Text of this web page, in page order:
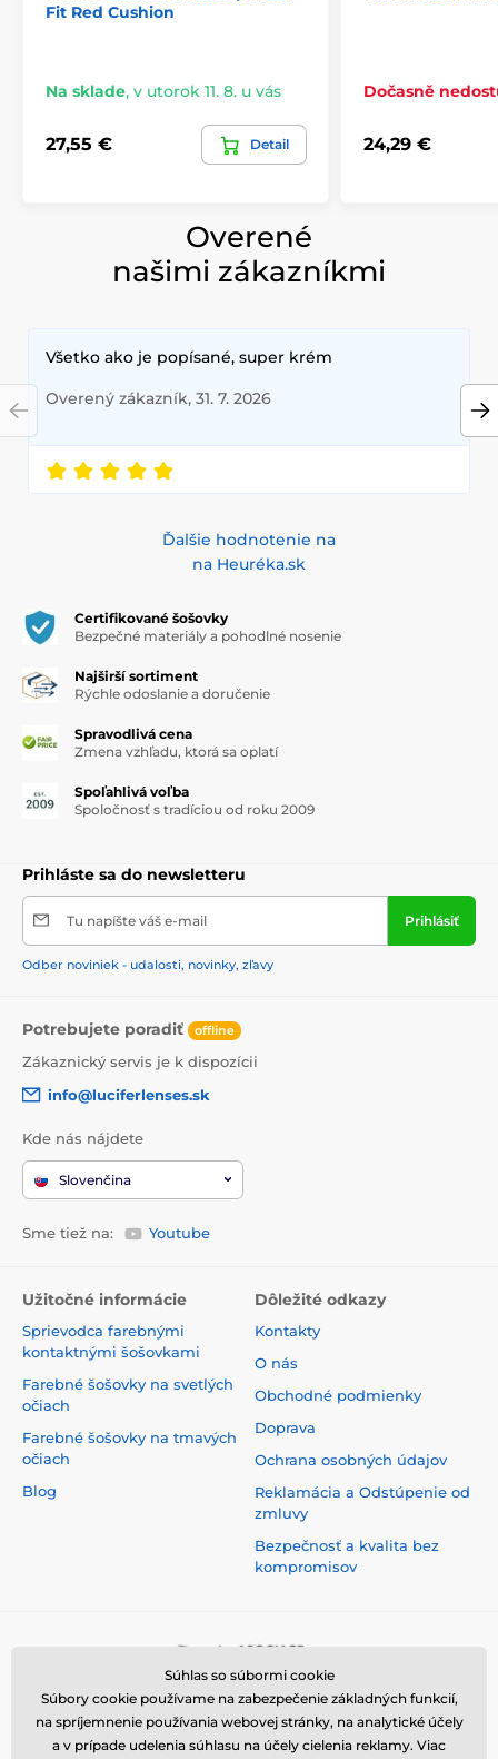
Fit Red Cushion
Na sklade, v utorok 11. 8. u vás
27,55 € Detail
Dočasně
24,29 €
Overené
našimi zákazníkmi
Všetko ako je popísané, super krém
Overený zákazník, 31. 7. 2026
Ďalšie hodnotenie na
na Heuréka.sk
Certifikované šošovky
Bezpečné materiály a pohodlné nosenie
Najširší sortiment
Rýchle odoslanie a doručenie
Spravodlivá cena
Zmena vzhľadu, ktorá sa oplatí
Spoľahlivá voľba
Spoločnosť s tradíciou od roku 2009
Prihláste sa do newsletteru
Tu napíšte váš e-mail Prihlásiť
Odber noviniek - udalosti, novinky, zľavy
Potrebujete poradiť offline
Zákaznický servis je k dispozícii
info@luciferlenses.sk
Kde nás nájdete
Slovenčina
Sme tiež na: Youtube
Užitočné informácie
Sprievodca farebnými
kontaktnými šošovkami
Farebné šošovky na svetlých
očiach
Farebné šošovky na tmavých
očiach
Blog
Dôležité odkazy
Kontakty
O nás
Obchodné podmienky
Doprava
Ochrana osobných údajov
Reklamácia a Odstúpenie od
zmluvy
Bezpečnosť a kvalita bez
kompromisov
Súhlas so súbormi cookie
Súbory cookie používame na zabezpečenie základných funkcií,
na spríjemnenie používania webovej stránky, na analytické účely
a v prípade udelenia súhlasu na účely cielenia reklamy. Viac